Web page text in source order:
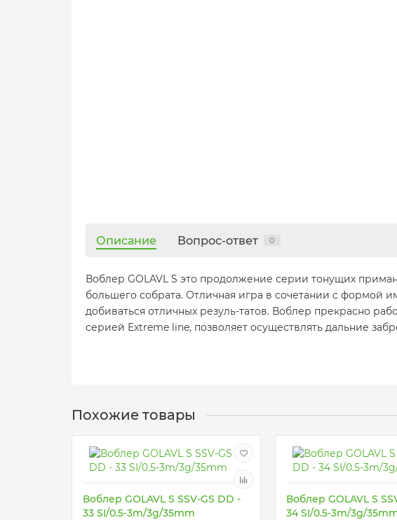
Описание Вопрос-ответ 0
Воблер GOLAVL S это продолжение серии тонущих
большего собрата. Отличная игра в сочетании с формой
добиваться отличных резуль-татов. Воблер прекрасно
серией Extreme line, позволяет осуществлять дальние
Похожие товары
Воблер GOLAVL S SSV-GS DD -
33 SI/0.5-3m/3g/35mm
Воблер GOLAVL S
34 SI/0.5-3m/3g/